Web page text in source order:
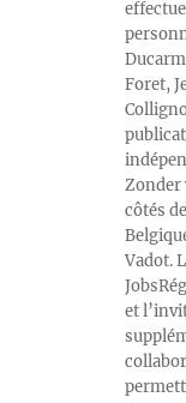
Foret,
Zonder
côtés
Vadot.
et